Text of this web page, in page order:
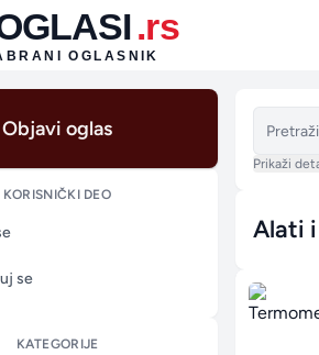
.rs
OGLASNIK
Objavi oglas
KORISNIČKI DEO
se
KATEGORIJE
Prikaži
Alati
Sortiraj